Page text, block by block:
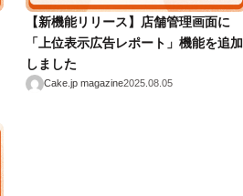
【新機能リリース】店舗管理画面に
「上位表示広告レポート」機能を追加
しました
Cake.jp magazine2025.08.05